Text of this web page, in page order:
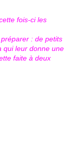
fois-ci les
: de petits
qui leur donne une
faite à deux